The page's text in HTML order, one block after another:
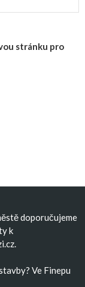
stránku pro
doporučujeme
k
? Ve Finepu